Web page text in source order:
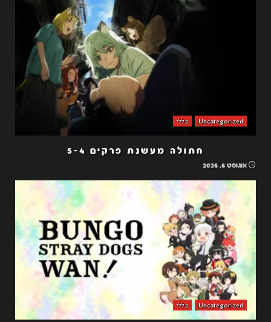
Uncategorized כללי
חתולה מעשנת פרקים 5-4
אוגוסט 6, 2026
Uncategorized כללי